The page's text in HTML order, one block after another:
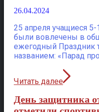
26.04.2024
25 апреля учащиеся 5-
были вовлечены в
ежегодный Праздник
названием: «Парад
Читать далее
День защитника